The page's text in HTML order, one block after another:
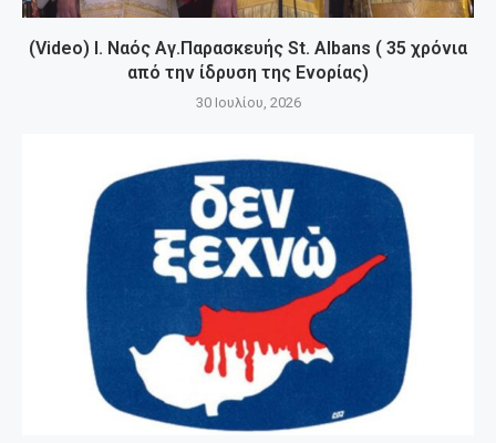
(Video) Ι. Ναός Αγ.Παρασκευής St. Albans ( 35 χρόνια
από την ίδρυση της Ενορίας)
30 Ιουλίου, 2026